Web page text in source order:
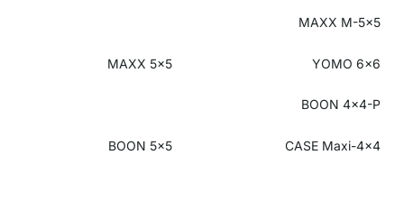
MAXX M-5x5
MAXX 5x5 YOMO 6x6
BOON 4x4-P
BOON 5x5 CASE Maxi-4x4